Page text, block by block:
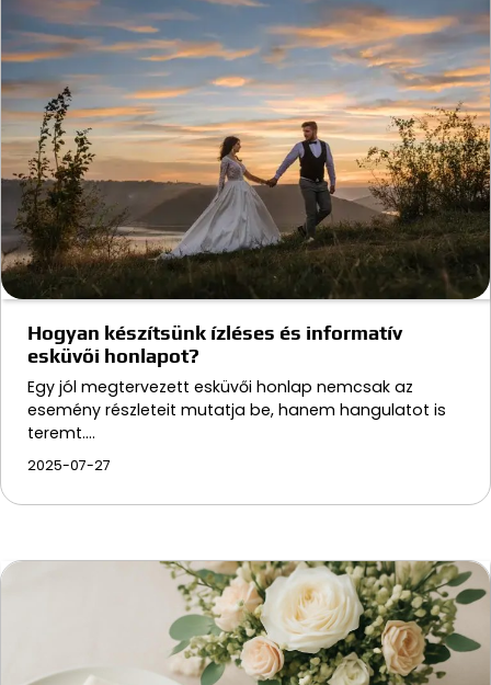
Hogyan készítsünk ízléses és informatív
esküvői honlapot?
Egy jól megtervezett esküvői honlap nemcsak az
esemény részleteit mutatja be, hanem hangulatot is
teremt.…
2025-07-27